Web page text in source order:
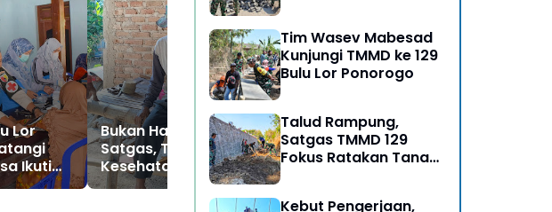
Lor
Ikuti
Bukan Hanya Anggota
Satgas, Tim Satgas
Kesehatan TMMD 129
Bulu Lor Juga Layani
Ngawi Ikuti Vaksin
Hepatitis Tahap 2,
Perkuat Perlindungan
Tim Wasev Mabesad
Kunjungi TMMD ke 129
Bulu Lor Ponorogo
Talud Rampung,
Satgas TMMD 129
Fokus Ratakan Tanah
Kebut Pengerjaan,